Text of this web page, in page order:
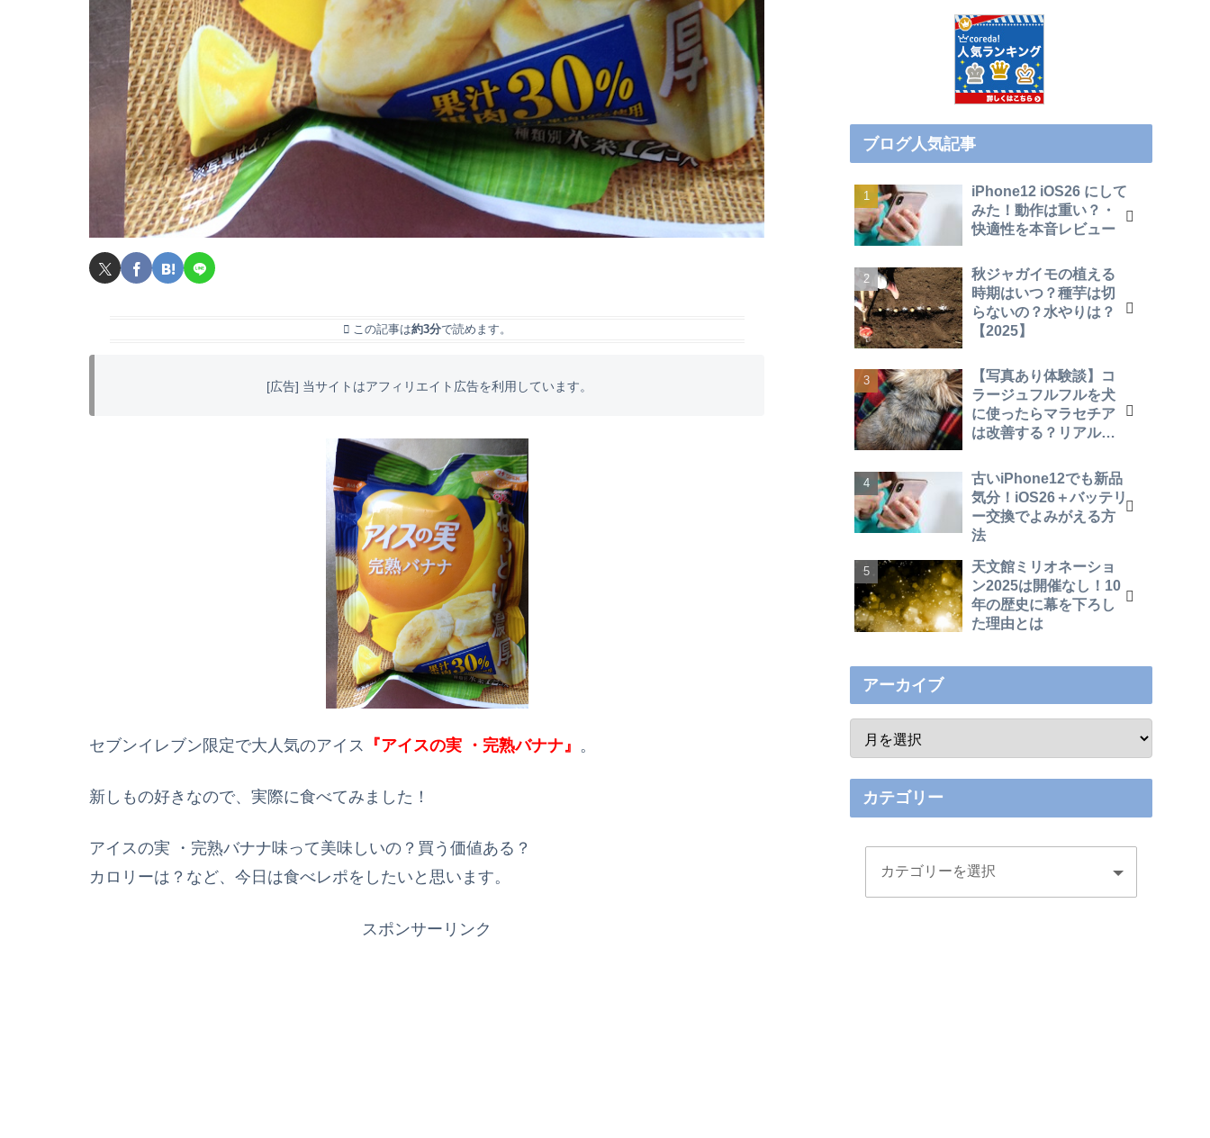
この記事は約3分で読めます。
[広告] 当サイトはアフィリエイト広告を利用しています。
セブンイレブン限定で大人気のアイス 『アイスの実 ・完熟バナナ』 。
新しもの好きなので、実際に食べてみました！
アイスの実 ・完熟バナナ味って美味しいの？買う価値ある？
カロリーは？など、今日は食べレポをしたいと思います。
スポンサーリンク
ブログ人気記事
iPhone12 iOS26 にして
みた！動作は重い？・
快適性を本音レビュー
秋ジャガイモの植える
時期はいつ？種芋は切
らないの？水やりは？
【2025】
【写真あり体験談】コ
ラージュフルフルを犬
に使ったらマラセチア
は改善する？リアルな
古いiPhone12でも新品
気分！iOS26＋バッテリ
ー交換でよみがえる方
法
天文館ミリオネーショ
ン2025は開催なし！10
年の歴史に幕を下ろし
た理由とは
アーカイブ
カテゴリー